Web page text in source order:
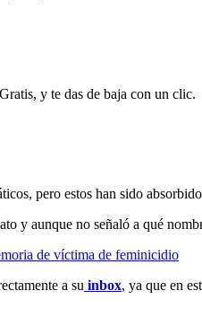
y te das de baja con un clic.
pero estos han sido
y aunque no señaló a qué
de víctima de feminicidio
a su inbox, ya que en